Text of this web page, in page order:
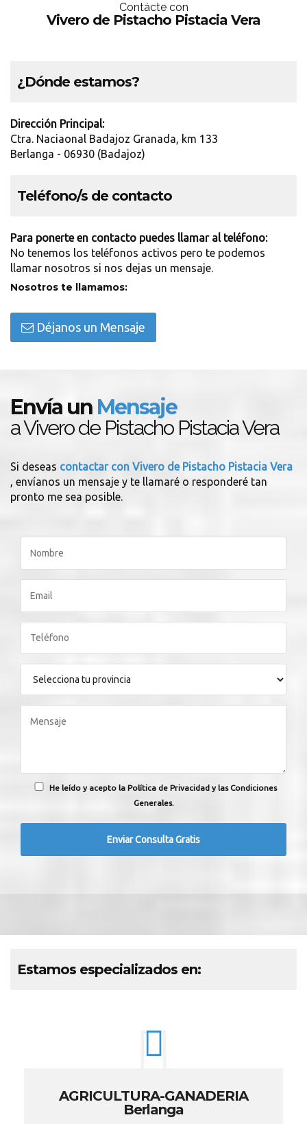
Contácte con
Vivero de Pistacho Pistacia Vera
¿Dónde estamos?
Dirección Principal:
Ctra. Naciaonal Badajoz Granada, km 133
Berlanga - 06930 (Badajoz)
Teléfono/s de contacto
Para ponerte en contacto puedes llamar al teléfono:
No tenemos los teléfonos activos pero te podemos
llamar nosotros si nos dejas un mensaje.
Nosotros te llamamos:
Déjanos un Mensaje
Envía un Mensaje
a Vivero de Pistacho Pistacia Vera
Si deseas contactar con Vivero de Pistacho Pistacia Vera
, envíanos un mensaje y te llamaré o responderé tan
pronto me sea posible.
He leído y acepto la Política de Privacidad y las Condiciones
Generales.
Estamos especializados en:
AGRICULTURA-GANADERIA
Berlanga